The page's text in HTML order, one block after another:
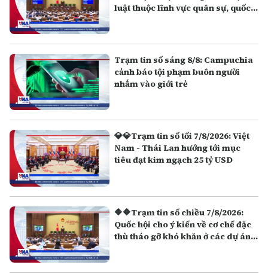
luật thuộc lĩnh vực quân sự, quốc
Trạm tin số sáng 8/8: Campuchia
cảnh báo tội phạm buôn người
nhắm vào giới trẻ
💎💎Trạm tin số tối 7/8/2026: Việt
Nam - Thái Lan hướng tới mục
tiêu đạt kim ngạch 25 tỷ USD
🔶🔶Trạm tin số chiều 7/8/2026:
Quốc hội cho ý kiến về cơ chế đặc
thù tháo gỡ khó khăn ở các dự án,